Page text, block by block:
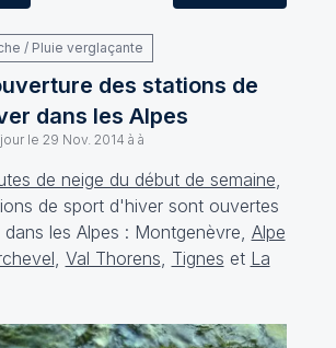
/ Pluie verglaçante
des stations de
dans les Alpes
le 29 Nov. 2014 à à
de neige du début de semaine,
de sport d'hiver sont ouvertes
les Alpes : Montgenèvre, Alpe
, Val Thorens, Tignes et La